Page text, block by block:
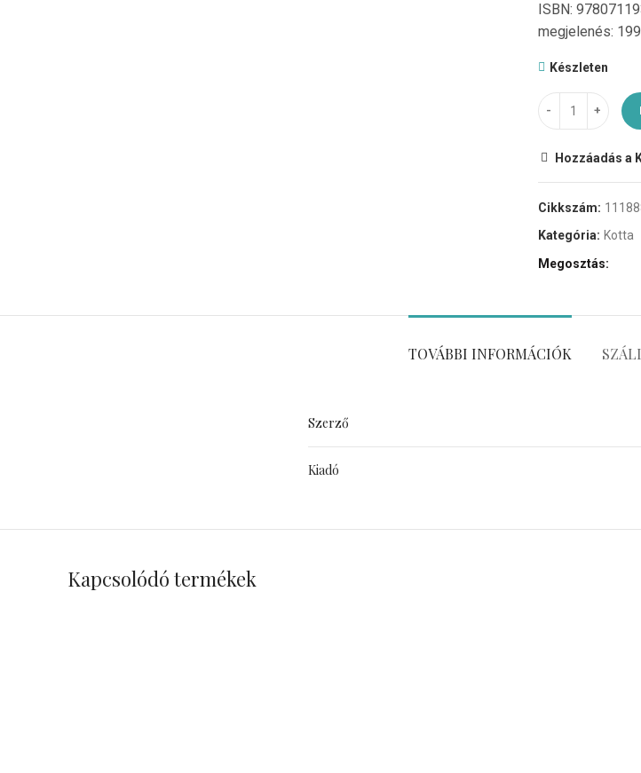
ISBN:
megjelenés:
Készleten
Hozzáadás a
Cikkszám:
Kategória: Kotta
Megosztás
TOVÁBBI INFORMÁCIÓK
Szerző
Kiadó
Kapcsolódó termékek